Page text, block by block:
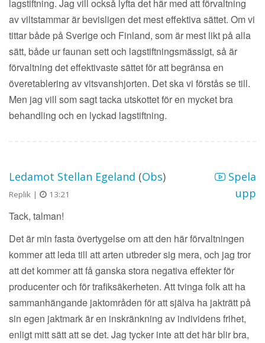
lagstiftning. Jag vill också lyfta det här med att förvaltning
av viltstammar är bevisligen det mest effektiva sättet. Om vi
tittar både på Sverige och Finland, som är mest likt på alla
sätt, både ur faunan sett och lagstiftningsmässigt, så är
förvaltning det effektivaste sättet för att begränsa en
överetablering av vitsvanshjorten. Det ska vi förstås se till.
Men jag vill som sagt tacka utskottet för en mycket bra
behandling och en lyckad lagstiftning.
Ledamot Stellan Egeland (Obs)
Replik | 13:21
Spela
upp
Tack, talman!
Det är min fasta övertygelse om att den här förvaltningen
kommer att leda till att arten utbreder sig mera, och jag tror
att det kommer att få ganska stora negativa effekter för
producenter och för trafiksäkerheten. Att tvinga folk att ha
sammanhängande jaktområden för att själva ha jakträtt på
sin egen jaktmark är en inskränkning av individens frihet,
enligt mitt sätt att se det. Jag tycker inte att det här blir bra,